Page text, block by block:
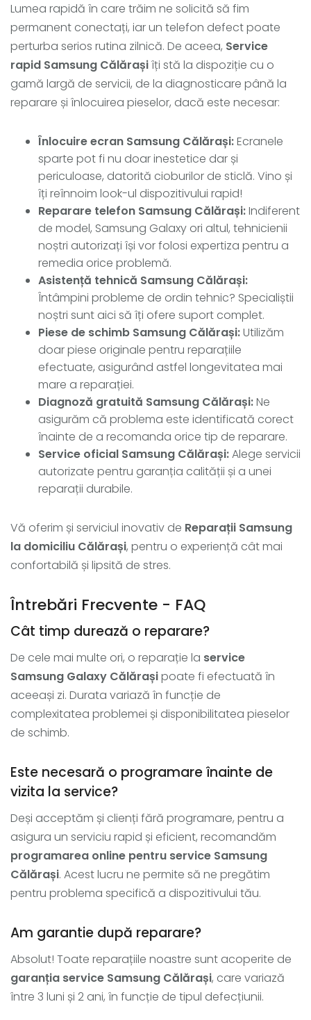
Lumea rapidă în care trăim ne solicită să fim
permanent conectați, iar un telefon defect poate
perturba serios rutina zilnică. De aceea, Service
rapid Samsung Călărașiîți stă la dispoziție cu o
gamă largă de servicii, de la diagnosticare până la
reparare și înlocuirea pieselor, dacă este necesar:
Înlocuire ecran Samsung Călărași:Ecranele
sparte pot fi nu doar inestetice dar și
periculoase, datorită cioburilor de sticlă. Vino și
îți reînnoim look-ul dispozitivului rapid!
Reparare telefon Samsung Călărași:Indiferent
de model, Samsung Galaxy ori altul, tehnicienii
noștri autorizați își vor folosi expertiza pentru a
remedia orice problemă.
Asistență tehnică Samsung Călărași:
Întâmpini probleme de ordin tehnic? Specialiștii
noștri sunt aici să îți ofere suport complet.
Piese de schimb Samsung Călărași:Utilizăm
doar piese originale pentru reparațiile
efectuate, asigurând astfel longevitatea mai
mare a reparației.
Diagnoză gratuită Samsung Călărași:Ne
asigurăm că problema este identificată corect
înainte de a recomanda orice tip de reparare.
Service oficial Samsung Călărași:Alege servicii
autorizate pentru garanția calității și a unei
reparații durabile.
Vă oferim și serviciul inovativ de Reparații Samsung
la domiciliu Călărași, pentru o experiență cât mai
confortabilă și lipsită de stres.
Întrebări Frecvente - FAQ
Cât timp durează o reparare?
De cele mai multe ori, o reparație la service
Samsung Galaxy Călărașipoate fi efectuată în
aceeași zi. Durata variază în funcție de
complexitatea problemei și disponibilitatea pieselor
de schimb.
Este necesară o programare înainte de
vizita la service?
Deși acceptăm și clienți fără programare, pentru a
asigura un serviciu rapid și eficient, recomandăm
programarea online pentru service Samsung
Călărași. Acest lucru ne permite să ne pregătim
pentru problema specifică a dispozitivului tău.
Am garantie după reparare?
Absolut! Toate reparațiile noastre sunt acoperite de
garanția service Samsung Călărași, care variază
între 3 luni și 2 ani, în funcție de tipul defecțiunii.